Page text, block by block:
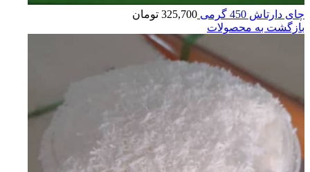
چای دارتاش 450 گرمی 325,700 تومان
بازگشت به محصولات